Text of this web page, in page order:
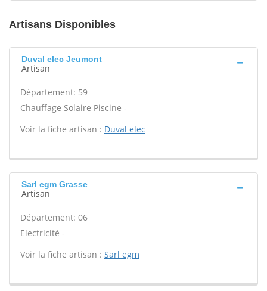
Artisans Disponibles
Duval elec Jeumont
Artisan
Département: 59
Chauffage Solaire Piscine -
Voir la fiche artisan : Duval elec
Sarl egm Grasse
Artisan
Département: 06
Electricité -
Voir la fiche artisan : Sarl egm